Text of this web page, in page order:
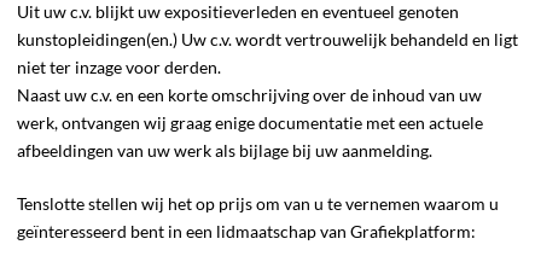
Uit uw c.v. blijkt uw expositieverleden en eventueel genoten
kunstopleidingen(en.) Uw c.v. wordt vertrouwelijk behandeld en ligt
niet ter inzage voor derden.
Naast uw c.v. en een korte omschrijving over de inhoud van uw
werk, ontvangen wij graag enige documentatie met een actuele
afbeeldingen van uw werk als bijlage bij uw aanmelding.
Tenslotte stellen wij het op prijs om van u te vernemen waarom u
geïnteresseerd bent in een lidmaatschap van Grafiekplatform: